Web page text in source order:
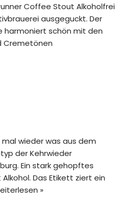
Coffee Stout Alkoholfrei
ausgeguckt. Der
harmoniert schön mit den
Cremetönen
mal wieder was aus dem
der Kehrwieder
Ein stark gehopftes
Das Etikett ziert ein
»